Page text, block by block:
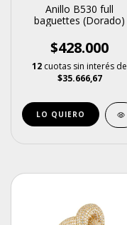
Anillo B530 full
baguettes (Dorado)
$428.000
12 cuotas sin interés de
$35.666,67
LO QUIERO